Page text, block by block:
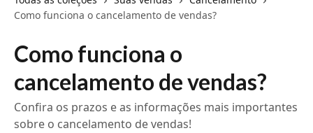
Como funciona o cancelamento de vendas?
Como funciona o
cancelamento de vendas?
Confira os prazos e as informações mais importantes
sobre o cancelamento de vendas!